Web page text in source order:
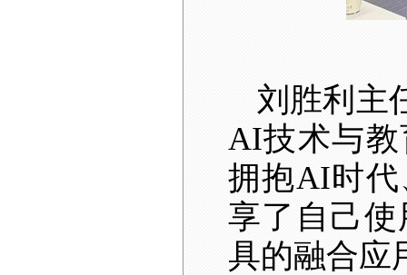
刘胜利主
AI技术与
拥抱AI时
享了自己
具的融合应